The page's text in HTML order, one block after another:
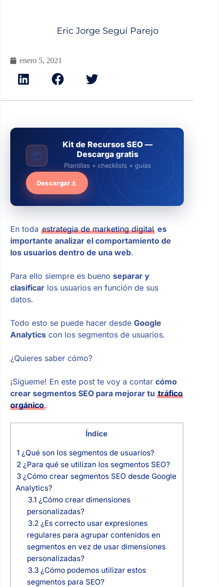
Eric Jorge Seguí Parejo
enero 5, 2021
📦
Kit de Recursos SEO —
Descarga gratis
Plantillas + checklists + guías
Descargar
En toda estrategia de marketing digital es
importante analizar el comportamiento de
los usuarios dentro de una web.
Para ello siempre es bueno separar y
clasificarlos usuarios en función de sus
datos.
Todo esto se puede hacer desde Google
Analyticscon los segmentos de usuarios.
¿Quieres saber cómo?
¡Sígueme! En este post te voy a contar cómo
crear segmentos SEO para mejorar tu tráfico
orgánico.
Índice
1 ¿Qué son los segmentos de usuarios?
2¿Para qué se utilizan los segmentos SEO?
3¿Cómo crear segmentos SEO desde Google
Analytics?
3.1 ¿Cómo crear dimensiones
personalizadas?
3.2¿Es correcto usar expresiones
regulares para agrupar contenidos en
segmentos en vez de usar dimensiones
personalizadas?
3.3¿Cómo podemos utilizar estos
segmentos para SEO?